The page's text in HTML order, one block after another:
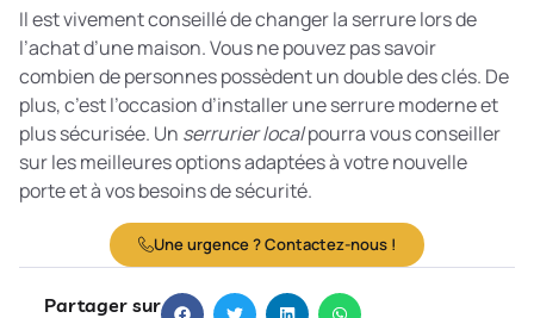
Il est vivement conseillé de changer la serrure lors de
l’achat d’une maison. Vous ne pouvez pas savoir
combien de personnes possèdent un double des clés. De
plus, c’est l’occasion d’installer une serrure moderne et
plus sécurisée. Un serrurier localpourra vous conseiller
sur les meilleures options adaptées à votre nouvelle
porte et à vos besoins de sécurité.
Une urgence ? Contactez-nous !
Partager sur